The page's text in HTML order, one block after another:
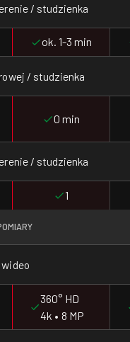
/ studzienka
ok. 1-3 min
/ studzienka
0 min
/ studzienka
1
360° HD
4k • 8 MP